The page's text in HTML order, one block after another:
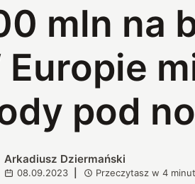
mln na
Europie
pod
Arkadiusz Dziermański
08.09.2023 Przeczytasz w4